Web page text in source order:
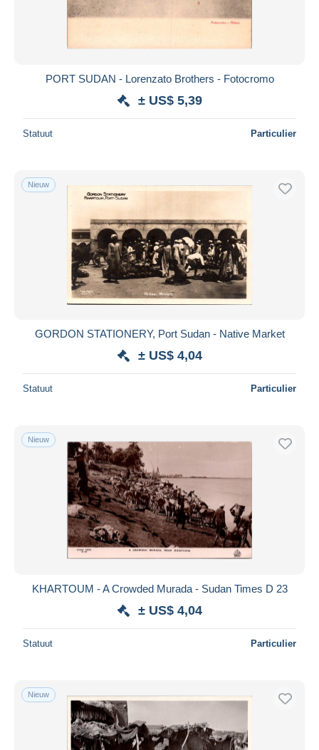
PORT SUDAN - Lorenzato Brothers - Fotocromo
± US$ 5,39
Statuut Particulier
Nieuw
GORDON STATIONERY, Port Sudan - Native Market
± US$ 4,04
Statuut Particulier
Nieuw
KHARTOUM - A Crowded Murada - Sudan Times D 23
± US$ 4,04
Statuut Particulier
Nieuw